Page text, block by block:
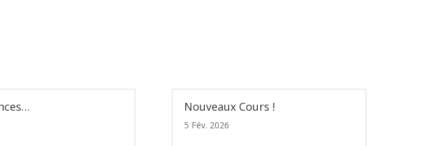
Nouveaux Cours !
5 Fév. 2026